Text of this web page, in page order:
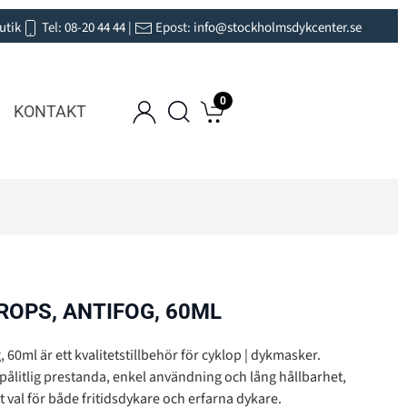
Tel:08-20 44 44| Epost: info@stockholmsdykcenter.se
KONTAKT
0
ANTIFOG, 60ML
60ml är ett kvalitetstillbehör för cyklop | dykmasker.
prestanda, enkel användning och lång hållbarhet,
för både fritidsdykare och erfarna dykare.